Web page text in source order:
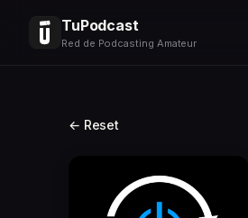
TuPodcast
Red de Podcasting Amateur
← Reset